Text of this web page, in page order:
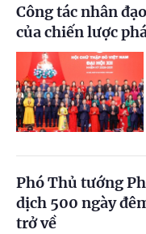
Công tác nhân
của chiến lược
Phó Thủ tướng
dịch 500 ngày
trở về